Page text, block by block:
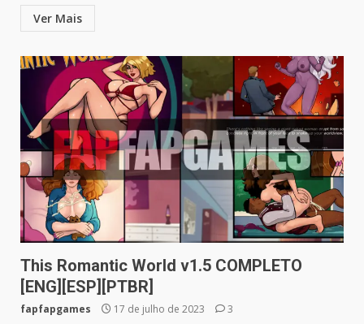
Ver Mais
This Romantic World v1.5 COMPLETO
[ENG][ESP][PTBR]
fapfapgames 17 de julho de 2023 3